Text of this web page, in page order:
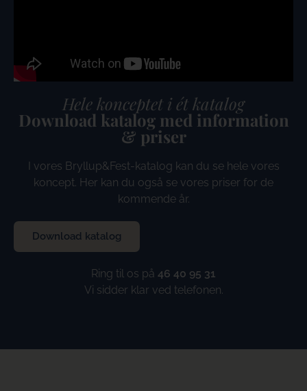
Hele konceptet i ét katalog
Download katalog med information
& priser
I vores Bryllup&Fest-katalog kan du se hele vores
koncept. Her kan du også se vores priser for de
kommende år.
Download katalog
Ring til os på 46 40 95 31
Vi sidder klar ved telefonen.